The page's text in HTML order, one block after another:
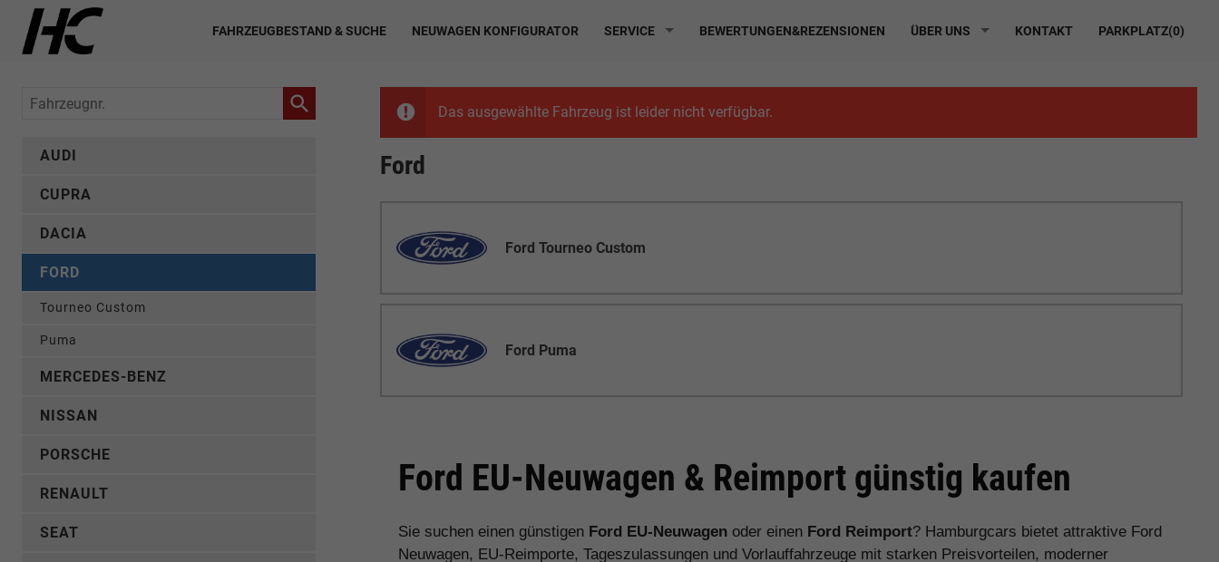
FAHRZEUGBESTAND & SUCHE NEUWAGEN KONFIGURATOR SERVICE BEWERTUNGEN&REZENSIONEN ÜBER UNS KONTAKT PARKPLATZ(0)
Das ausgewählte Fahrzeug ist leider nicht verfügbar.
Ford
Ford Tourneo Custom
Ford Puma
Ford EU-Neuwagen & Reimport günstig kaufen
Sie suchen einen günstigen Ford EU-Neuwagen oder einen Ford Reimport? Hamburgcars bietet attraktive Ford
Neuwagen, EU-Reimporte, Tageszulassungen und Vorlauffahrzeuge mit starken Preisvorteilen, moderner
Fahrzeugnr.
AUDI
CUPRA
DACIA
FORD
Tourneo Custom
Puma
MERCEDES-BENZ
NISSAN
PORSCHE
RENAULT
SEAT